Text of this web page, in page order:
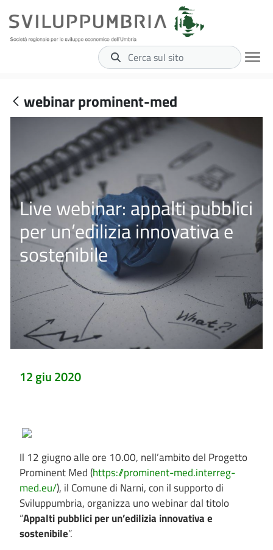
Cerca sul sito
webinar prominent-med
Live webinar: appalti pubblici
per un’edilizia innovativa e
sostenibile
12 giu 2020
Il 12 giugno alle ore 10.00, nell’ambito del Progetto
Prominent Med (https://prominent-med.interreg-
med.eu/), il Comune di Narni, con il supporto di
Sviluppumbria, organizza uno webinar dal titolo
“Appalti pubblici per un’edilizia innovativa e
sostenibile”.